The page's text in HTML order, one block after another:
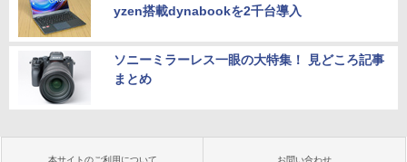
yzen搭載dynabookを2千台導入
ソニーミラーレス一眼の大特集！ 見どころ記事
まとめ
本サイトのご利用について お問い合わせ